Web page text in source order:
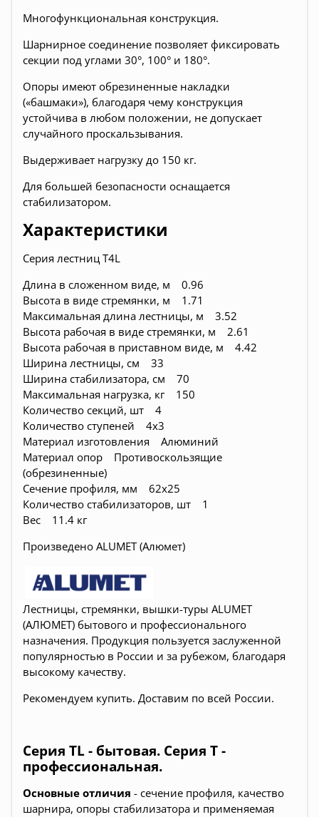
Многофункциональная конструкция.
Шарнирное соединение позволяет фиксировать
секции под углами 30°, 100° и 180°.
Опоры имеют обрезиненные накладки
(«башмаки»), благодаря чему конструкция
устойчива в любом положении, не допускает
случайного проскальзывания.
Выдерживает нагрузку до 150 кг.
Для большей безопасности оснащается
стабилизатором.
Характеристики
Серия лестниц T4L
Длина в сложенном виде, м 0.96
Высота в виде стремянки, м 1.71
Максимальная длина лестницы, м 3.52
Высота рабочая в виде стремянки, м 2.61
Высота рабочая в приставном виде, м 4.42
Ширина лестницы, см 33
Ширина стабилизатора, см 70
Максимальная нагрузка, кг 150
Количество секций, шт 4
Количество ступеней 4х3
Материал изготовления Алюминий
Материал опор Противоскользящие
(обрезиненные)
Сечение профиля, мм 62х25
Количество стабилизаторов, шт 1
Вес 11.4 кг
Произведено ALUMET (Алюмет)
Лестницы, стремянки, вышки-туры ALUMET
(АЛЮМЕТ) бытового и профессионального
назначения. Продукция пользуется заслуженной
популярностью в России и за рубежом, благодаря
высокому качеству.
Рекомендуем купить. Доставим по всей России.
Серия TL - бытовая. Серия T -
профессиональная.
Основные отличия - сечение профиля, качество
шарнира, опоры стабилизатора и применяемая